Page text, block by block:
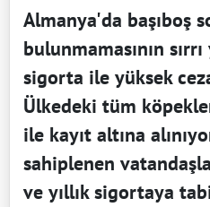
Almanya'da başıboş
bulunmamasının
sigorta ile yüksek
Ülkedeki tüm
ile kayıt altına
sahiplenen
ve yıllık sigortaya